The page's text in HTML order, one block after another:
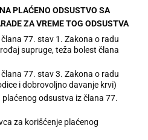
PLAĆENO ODSUSTVO SA
ZA VREME TOG ODSUSTVA
77. stav 1. Zakona o radu
supruge, teža bolest člana
77. stav 3. Zakona o radu
i dobrovoljno davanje krvi)
odsustva iz člana 77.
za korišćenje plaćenog